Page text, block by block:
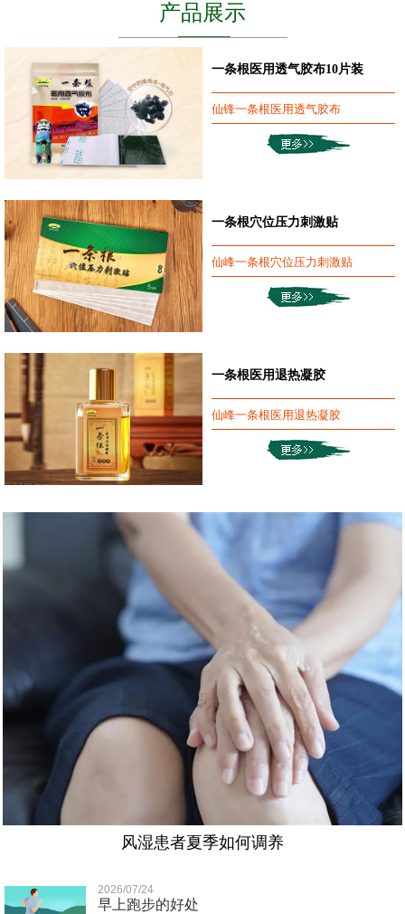
产品展示
一条根医用透气胶布10片装
仙锋一条根医用透气胶布
一条根穴位压力刺激贴
仙峰一条根穴位压力刺激贴
一条根医用退热凝胶
仙峰一条根医用退热凝胶
风湿患者夏季如何调养
2026/07/24
早上跑步的好处